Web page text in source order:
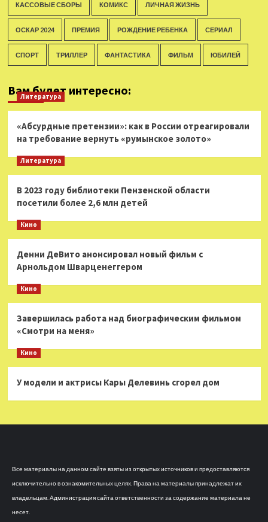
КАССОВЫЕ СБОРЫ КОМИКС ЛИЧНАЯ ЖИЗНЬ
ОСКАР 2024 ПРЕМИЯ РОЖДЕНИЕ РЕБЕНКА СЕРИАЛ
СПОРТ ТРИЛЛЕР ФАНТАСТИКА ФИЛЬМ ЮБИЛЕЙ
Вам будет интересно:
Литература
«Абсурдные претензии»: как в России отреагировали
на требование вернуть «румынское золото»
Литература
В 2023 году библиотеки Пензенской области
посетили более 2,6 млн детей
Кино
Денни ДеВито анонсировал новый фильм с
Арнольдом Шварценеггером
Кино
Завершилась работа над биографическим фильмом
«Смотри на меня»
Кино
У модели и актрисы Кары Делевинь сгорел дом
Все материалы на данном сайте взяты из открытых источников и предоставляются
исключительно в ознакомительных целях. Права на материалы принадлежат их
владельцам. Администрация сайта ответственности за содержание материала не
несет.